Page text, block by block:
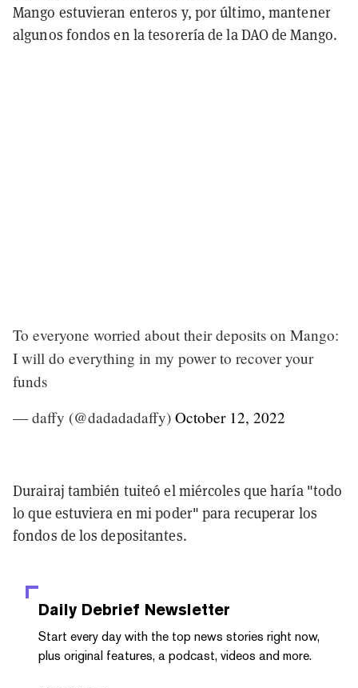
Mango estuvieran enteros y, por último, mantener
algunos fondos en la tesorería de la DAO de Mango.
To everyone worried about their deposits on Mango:
I will do everything in my power to recover your
funds
— daffy (@dadadadaffy) October 12, 2022
Durairaj también tuiteó el miércoles que haría "todo
lo que estuviera en mi poder" para recuperar los
fondos de los depositantes.
Daily Debrief Newsletter
Start every day with the top news stories right now,
plus original features, a podcast, videos and more.